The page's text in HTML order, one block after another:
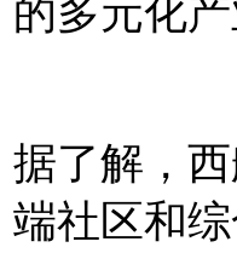
的多元化产
据了解，
端社区和